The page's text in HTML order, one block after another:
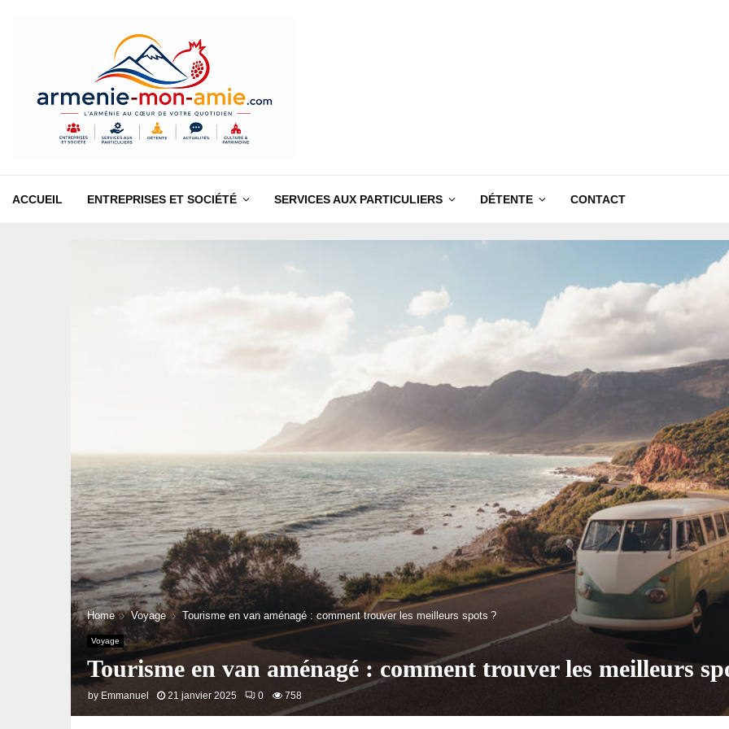
ACCUEIL ENTREPRISES ET SOCIÉTÉ SERVICES AUX PARTICULIERS DÉTENTE CONTACT
Home Voyage Tourisme en van aménagé : comment trouver les meilleurs spots ?
Voyage
Tourisme en van aménagé : comment trouver les meilleurs
by Emmanuel 21 janvier 2025 0 758